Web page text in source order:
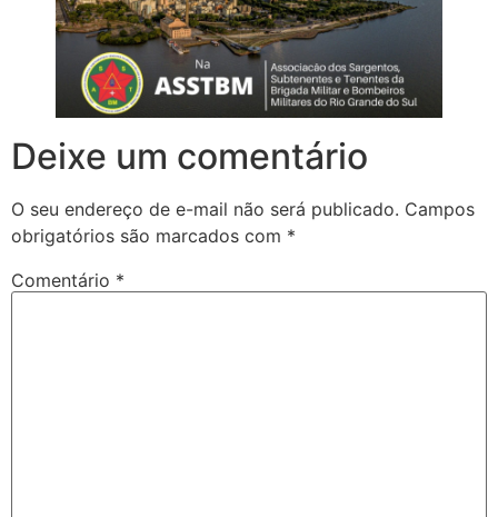
Deixe um comentário
O seu endereço de e-mail não será publicado. Campos
obrigatórios são marcados com *
Comentário *